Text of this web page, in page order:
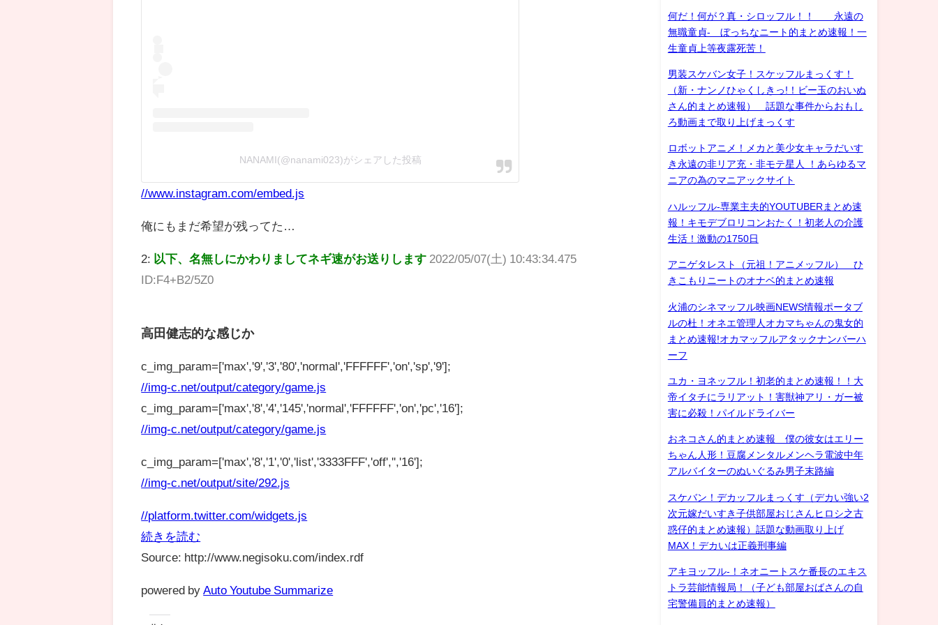
NANAMI(@nanami023)がシェアした投稿
//www.instagram.com/embed.js
俺にもまだ希望が残ってた…
2: 以下、名無しにかわりましてネギ速がお送りします 2022/05/07(土) 10:43:34.475
ID:F4+B2/5Z0
高田健志的な感じか
c_img_param=['max','9','3','80','normal','FFFFFF','on','sp','9'];
//img-c.net/output/category/game.js
c_img_param=['max','8','4','145','normal','FFFFFF','on','pc','16'];
//img-c.net/output/category/game.js
c_img_param=['max','8','1','0','list','3333FFF','off','','16'];
//img-c.net/output/site/292.js
//platform.twitter.com/widgets.js
続きを読む
Source: http://www.negisoku.com/index.rdf
powered by Auto Youtube Summarize
何だ！何が？真・シロッフル！！ 永遠の
無職童貞- ぼっちなニート的まとめ速報！一
生童貞上等夜露死苦！
男装スケバン女子！スケッフルまっくす！
（新・ナンノひゃくしきっ!！ビー玉のおいぬ
さん的まとめ速報） 話題な事件からおもし
ろ動画まで取り上げまっくす
ロボットアニメ！メカと美少女キャラだいす
き永遠の非リア充・非モテ星人 ！あらゆるマ
ニアの為のマニアックサイト
ハルッフル-専業主夫的YOUTUBERまとめ速
報！キモデブロリコンおたく！初老人の介護
生活！激動の1750日
アニゲタレスト（元祖！アニメッフル） ひ
きこもりニートのオナベ的まとめ速報
火浦のシネマッフル映画NEWS情報ポータブ
ルの杜！オネエ管理人オカマちゃんの鬼女的
まとめ速報!オカマッフルアタックナンバーハ
ーフ
ユカ・ヨネッフル！初老的まとめ速報！！大
帝イタチにラリアット！害獣神アリ・ガー被
害に必殺！パイルドライバー
おネコさん的まとめ速報 僕の彼女はエリー
ちゃん人形！豆腐メンタルメンヘラ電波中年
アルバイターのぬいぐるみ男子末路編
スケバン！デカッフルまっくす（デカい強い2
次元嫁だいすき子供部屋おじさんヒロシ之古
惑仔的まとめ速報）話題な動画取り上げ
MAX！デカいは正義刑事編
アキヨッフル-！ネオニートスケ番長のエキス
トラ芸能情報局！（子ども部屋おばさんの自
宅警備員的まとめ速報）